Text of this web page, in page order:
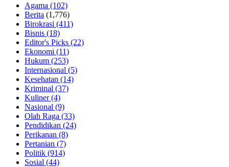
Agama (102)
Berita (1,776)
Birokrasi (411)
Bisnis (18)
Editor's Picks (22)
Ekonomi (11)
Hukum (253)
Internasional (5)
Kesehatan (14)
Kriminal (37)
Kuliner(4)
Nasional (9)
Olah Raga (33)
Pendidikan (24)
Perikanan (8)
Pertanian (7)
Politik (914)
Sosial (44)